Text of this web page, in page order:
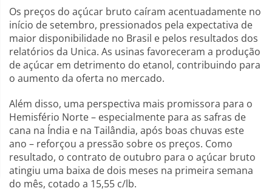
Os preços do açúcar bruto caíram acentuadamente no
início de setembro, pressionados pela expectativa de
maior disponibilidade no Brasil e pelos resultados dos
relatórios da Unica. As usinas favoreceram a produção
de açúcar em detrimento do etanol, contribuindo para
o aumento da oferta no mercado.
Além disso, uma perspectiva mais promissora para o
Hemisfério Norte – especialmente para as safras de
cana na Índia e na Tailândia, após boas chuvas este
ano – reforçou a pressão sobre os preços. Como
resultado, o contrato de outubro para o açúcar bruto
atingiu uma baixa de dois meses na primeira semana
do mês, cotado a 15,55 c/lb.